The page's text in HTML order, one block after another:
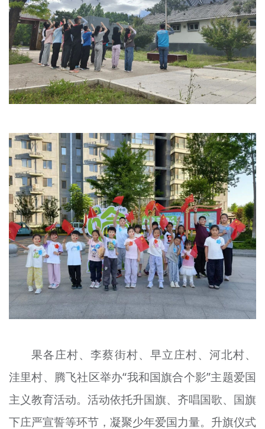
果各庄村、李蔡街村、早立庄村、河北村、
洼里村、腾飞社区举办“我和国旗合个影”主题爱国
主义教育活动。活动依托升国旗、齐唱国歌、国旗
下庄严宣誓等环节，凝聚少年爱国力量。升旗仪式